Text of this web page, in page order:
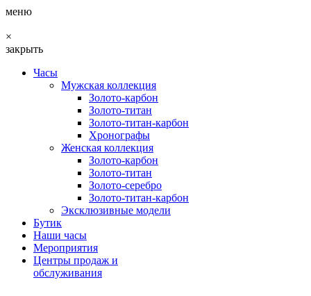
меню
×
закрыть
Часы
Мужская коллекция
Золото-карбон
Золото-титан
Золото-титан-карбон
Хронографы
Женская коллекция
Золото-карбон
Золото-титан
Золото-серебро
Золото-титан-карбон
Эксклюзивные модели
Бутик
Наши часы
Мероприятия
Центры продаж и
обслуживания